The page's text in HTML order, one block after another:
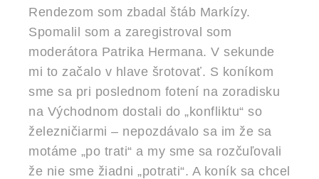
Rendezom som zbadal štáb Markízy.
Spomalil som a zaregistroval som
moderátora Patrika Hermana. V sekunde
mi to začalo v hlave šrotovať. S koníkom
sme sa pri poslednom fotení na zoradisku
na Východnom dostali do „konfliktu“ so
železničiarmi – nepozdávalo sa im že sa
motáme „po trati“ a my sme sa rozčuľovali
že nie sme žiadni „potrati“. A koník sa chcel